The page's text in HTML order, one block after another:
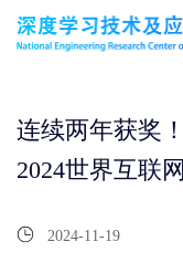
连续两年获奖
2024世界互联
2024-11-19